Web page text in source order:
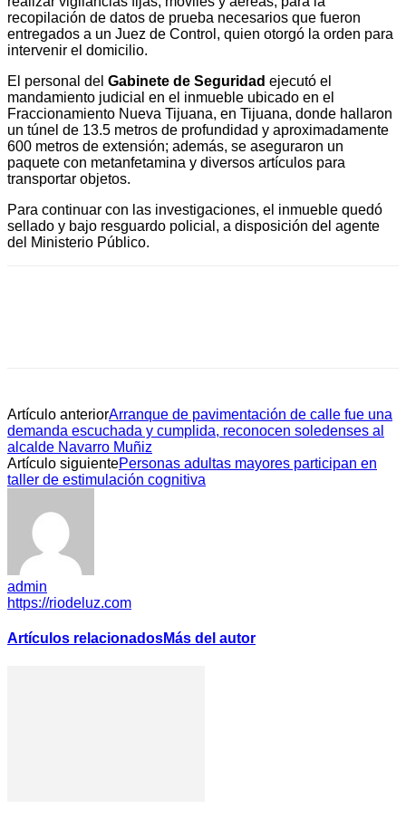
recopilación de datos de prueba necesarios que fueron
entregados a un Juez de Control, quien otorgó la orden para
intervenir el domicilio.
El personal del Gabinete de Seguridad ejecutó el
mandamiento judicial en el inmueble ubicado en el
Fraccionamiento Nueva Tijuana, en Tijuana, donde hallaron
un túnel de 13.5 metros de profundidad y aproximadamente
600 metros de extensión; además, se aseguraron un
paquete con metanfetamina y diversos artículos para
transportar objetos.
Para continuar con las investigaciones, el inmueble quedó
sellado y bajo resguardo policial, a disposición del agente
del Ministerio Público.
Artículo anteriorArranque de pavimentación de calle fue una
demanda escuchada y cumplida, reconocen soledenses al
alcalde Navarro Muñiz
Artículo siguientePersonas adultas mayores participan en
taller de estimulación cognitiva
admin
https://riodeluz.com
Artículos relacionadosMás del autor